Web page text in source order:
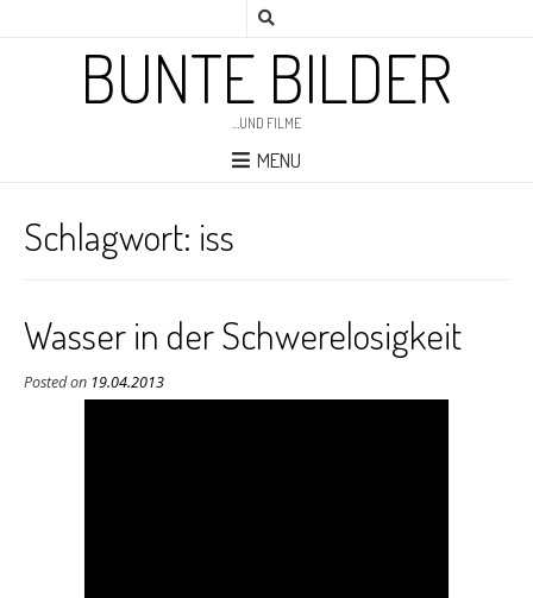
BUNTE BILDER
…UND FILME
MENU
Schlagwort: iss
Wasser in der Schwerelosigkeit
Posted on 19.04.2013